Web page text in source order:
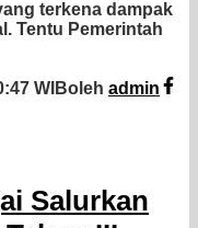
terkena dampak
Tentu Pemerintah
WIBoleh admin
Salurkan